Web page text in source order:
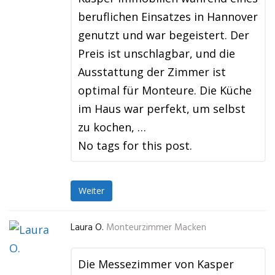
beruflichen Einsatzes in Hannover
genutzt und war begeistert. Der
Preis ist unschlagbar, und die
Ausstattung der Zimmer ist
optimal für Monteure. Die Küche
im Haus war perfekt, um selbst
zu kochen, …
No tags for this post.
Weiter
Laura O. Monteurzimmer Macken
Die Messezimmer von Kasper